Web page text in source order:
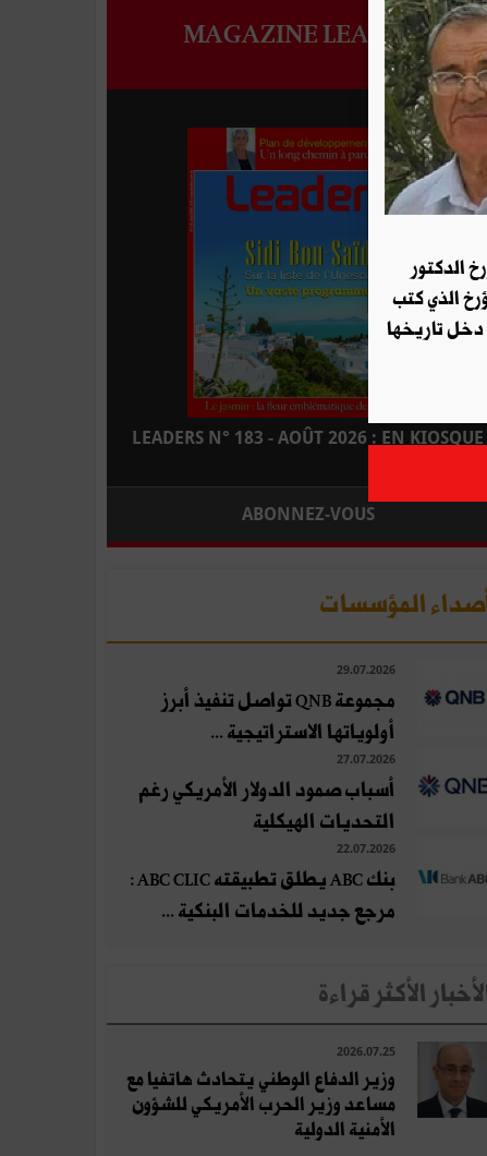
MAGAZINE LEADERS
LEADERS N° 183 - AOÛT 2026 : EN KIOSQUE
ABONNEZ-VOUS
المؤسسات
29.07.2026
مجموعة QNB تواصل تنفيذ أبرز
أولوياتها الاستراتيجية ...
27.07.2026
أسباب صمود الدولار الأمريكي رغم
التحديات الهيكلية
22.07.2026
بنك ABC يطلق تطبيقته ABC CLIC :
مرجع جديد للخدمات البنكية ...
الأكثر قراءة
2026.07.25
وزير الدفاع الوطني يتحادث هاتفيا مع
مساعد وزير الحرب الأمريكي للشؤون
الأمنية الدولية
الدكتور
الذي كتب
دخل تاريخها